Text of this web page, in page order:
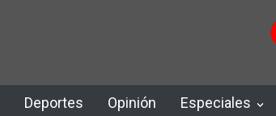
Deportes Opinión Especiales